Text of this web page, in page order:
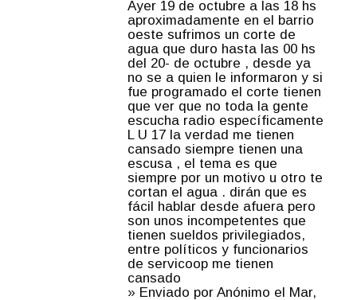
Ayer 19 de octubre a las 18 hs
aproximadamente en el barrio
oeste sufrimos un corte de
agua que duro hasta las 00 hs
del 20- de octubre , desde ya
no se a quien le informaron y si
fue programado el corte tienen
que ver que no toda la gente
escucha radio específicamente
L U 17 la verdad me tienen
cansado siempre tienen una
escusa , el tema es que
siempre por un motivo u otro te
cortan el agua . dirán que es
fácil hablar desde afuera pero
son unos incompetentes que
tienen sueldos privilegiados,
entre políticos y funcionarios
de servicoop me tienen
cansado
» Enviado por Anónimo el Mar,